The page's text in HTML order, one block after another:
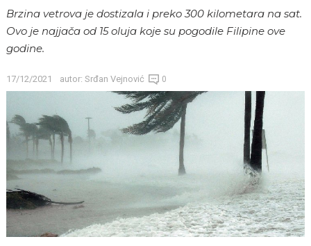
Brzina vetrova je dostizala i preko 300 kilometara na sat.
Ovo je najjača od 15 oluja koje su pogodile Filipine ove
godine.
17/12/2021 autor: Srđan Vejnović 0